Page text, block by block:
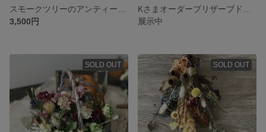
3,500円
展示中
SOLD OUT SOLD OUT